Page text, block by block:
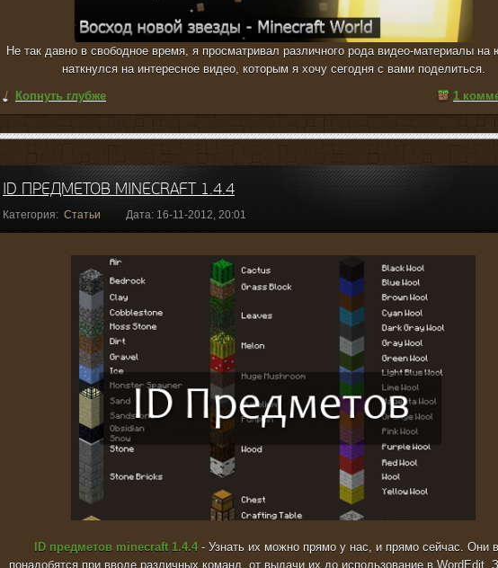
Не так давно в свободное время, я просматривал различного рода видео-материалы на
наткнулся на интересное видео, которым я хочу сегодня с вами поделиться.
Копнуть глубже
1
ID ПРЕДМЕТОВ MINECRAFT 1.4.4
Категория: Статьи Дата: 16-11-2012, 20:01
ID предметов minecraft 1.4.4- Узнать их можно прямо у нас, и прямо сейчас. Они
понадобятся при вводе различных команд, от выдачи их до использование в WordEdit.